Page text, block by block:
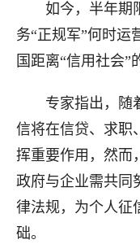
如今，半年期限
务“正规军”何时运
国距离“信用社会”
专家指出，随着
信将在信贷、求职
挥重要作用，然而
政府与企业需共同
律法规，为个人征
础。